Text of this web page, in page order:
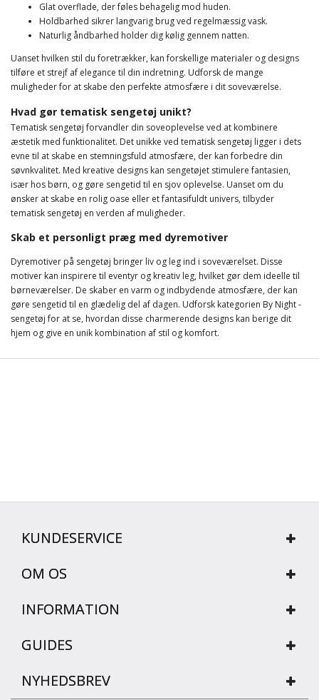
Glat overflade, der føles behagelig mod huden.
Holdbarhed sikrer langvarig brug ved regelmæssig vask.
Naturlig åndbarhed holder dig kølig gennem natten.
Uanset hvilken stil du foretrækker, kan forskellige materialer og designs
tilføre et strejf af elegance til din indretning. Udforsk de mange
muligheder for at skabe den perfekte atmosfære i dit soveværelse.
Hvad gør tematisk sengetøj unikt?
Tematisk sengetøj forvandler din soveoplevelse ved at kombinere
æstetik med funktionalitet. Det unikke ved tematisk sengetøj ligger i dets
evne til at skabe en stemningsfuld atmosfære, der kan forbedre din
søvnkvalitet. Med kreative designs kan sengetøjet stimulere fantasien,
især hos børn, og gøre sengetid til en sjov oplevelse. Uanset om du
ønsker at skabe en rolig oase eller et fantasifuldt univers, tilbyder
tematisk sengetøj en verden af muligheder.
Skab et personligt præg med dyremotiver
Dyremotiver på sengetøj bringer liv og leg ind i soveværelset. Disse
motiver kan inspirere til eventyr og kreativ leg, hvilket gør dem ideelle til
børneværelser. De skaber en varm og indbydende atmosfære, der kan
gøre sengetid til en glædelig del af dagen. Udforsk kategorien By Night -
sengetøj for at se, hvordan disse charmerende designs kan berige dit
hjem og give en unik kombination af stil og komfort.
KUNDESERVICE
OM OS
INFORMATION
GUIDES
NYHEDSBREV